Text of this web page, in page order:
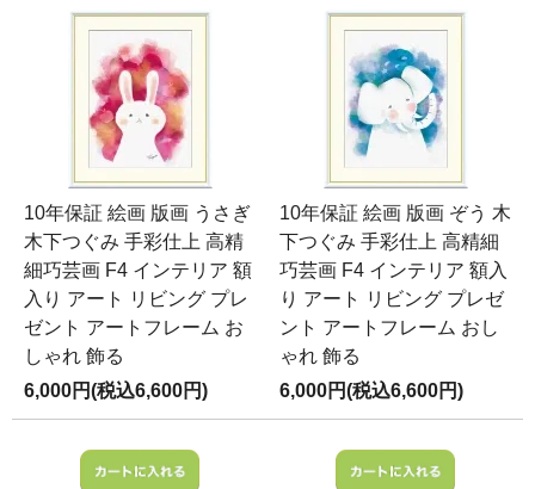
10年保証 絵画 版画 うさぎ
木下つぐみ 手彩仕上 高精
細巧芸画 F4 インテリア 額
入り アート リビング プレ
ゼント アートフレーム お
しゃれ 飾る
6,000円(税込6,600円)
10年保証 絵画 版画 ぞう 木
下つぐみ 手彩仕上 高精細
巧芸画 F4 インテリア 額入
り アート リビング プレゼ
ント アートフレーム おし
ゃれ 飾る
6,000円(税込6,600円)